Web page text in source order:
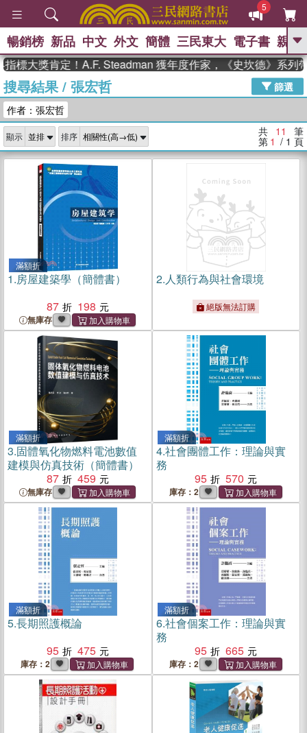
5
GO
高希均教授回憶錄
、 The Odyssey 、 父親節 、 如果歷
獎 臺灣漫遊錄 、 方念華 、 台灣的李
登輝時代
數學女孩：黎曼猜想 、
偉大的迷走神經
暢銷榜 新品 中文 外文 簡體 三民東大 電子書 親子
大獎肯定！A.F. Steadman 獲年度作家，《史坎德》系列帶
搜尋結果/ 張宏哲
篩選
作者：張宏哲
顯示 排序 共 11 筆
第 1 / 1 頁
滿額折
1.房屋建築學（簡體書）
87
198
無庫存
2.人類行為與社會環境
絕版無法訂購
滿額折
3.固體氧化物燃料電池數值
建模與仿真技術（簡體書）
87
459
無庫存
滿額折
4.社會團體工作：理論與實
務
95
570
庫存：2
滿額折
5.長期照護概論
95
475
庫存：2
滿額折
6.社會個案工作：理論與實
務
95
665
庫存：2